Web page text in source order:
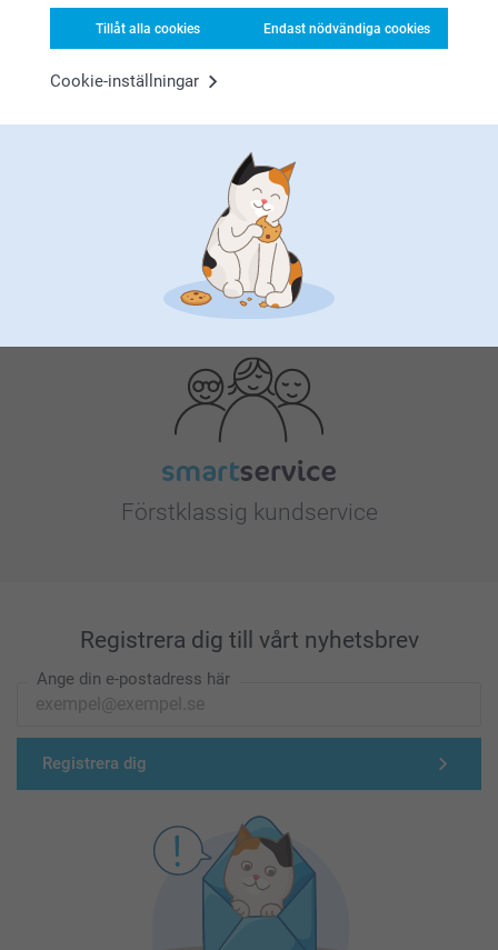
Tillåt alla cookies Endast nödvändiga cookies
Cookie-inställningar
Bonus på alla dina köp
Letar du efter inspiration?
Förstklassig kundservice
Registrera dig till vårt nyhetsbrev
Ange din e-postadress här
Registrera dig